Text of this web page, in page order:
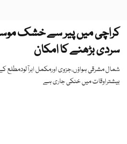
کراچی میں پیر سے خشک
سردی بڑھنے کا امکان
شمال مشرقی ہواؤں،جزوی اورمکمل
بیشتراوقات میں خنکی جاری ہے